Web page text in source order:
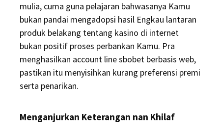
mulia, cuma guna pelajaran bahwasanya Kamu
bukan pandai mengadopsi hasil Engkau lantaran
produk belakang tentang kasino di internet
bukan positif proses perbankan Kamu. Pra
menghasilkan account line sbobet berbasis web,
pastikan itu menyisihkan kurang preferensi premi
serta penarikan.
Menganjurkan Keterangan nan Khilaf